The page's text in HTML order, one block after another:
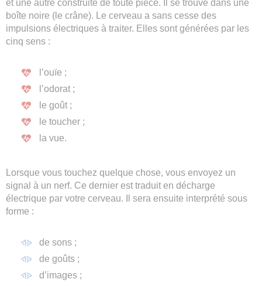
et une autre construite de toute pièce. Il se trouve dans une
boîte noire (le crâne). Le cerveau a sans cesse des
impulsions électriques à traiter. Elles sont générées par les
cinq sens :
l’ouïe ;
l’odorat ;
le goût ;
le toucher ;
la vue.
Lorsque vous touchez quelque chose, vous envoyez un
signal à un nerf. Ce dernier est traduit en décharge
électrique par votre cerveau. Il sera ensuite interprété sous
forme :
de sons ;
de goûts ;
d’images ;